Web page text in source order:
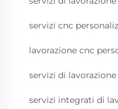
servizi cnc
lavorazione cnc
servizi di
servizi integrati di